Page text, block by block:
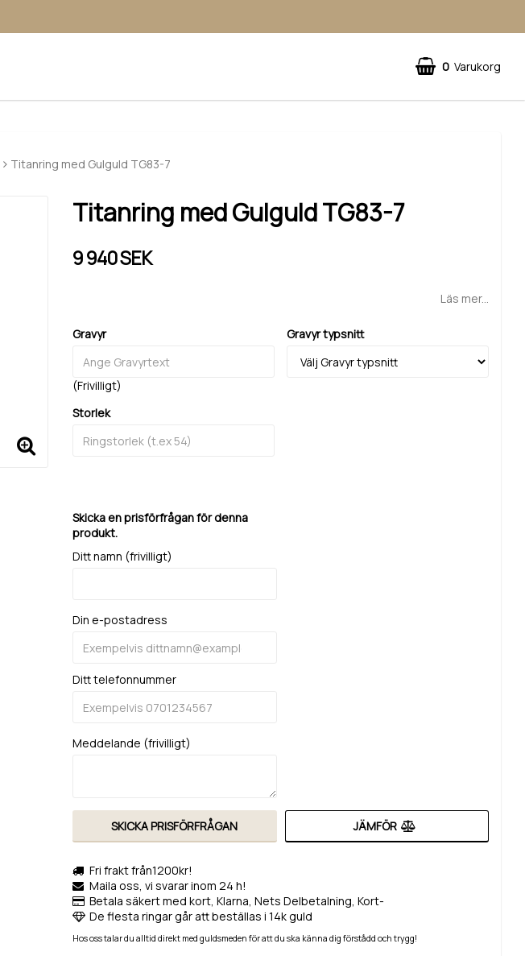
0 Varukorg
Titanring med Gulguld TG83-7
Titanring med Gulguld TG83-7
9 940 SEK
Läs mer...
Gravyr
(Frivilligt)
Gravyr typsnitt
Storlek
Skicka en prisförfrågan för denna
produkt.
Ditt namn (frivilligt)
Din e-postadress
Ditt telefonnummer
Meddelande (frivilligt)
SKICKA PRISFÖRFRÅGAN JÄMFÖR
Fri frakt från1200kr!
Maila oss, vi svarar inom 24 h!
Betala säkert med kort, Klarna, Nets Delbetalning, Kort-
De flesta ringar går att beställas i 14k guld
Hos oss talar du alltid direkt med guldsmeden för att du ska känna dig förstådd och trygg!